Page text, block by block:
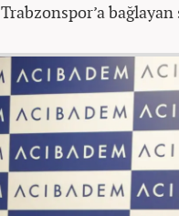
Trabzonspor’a